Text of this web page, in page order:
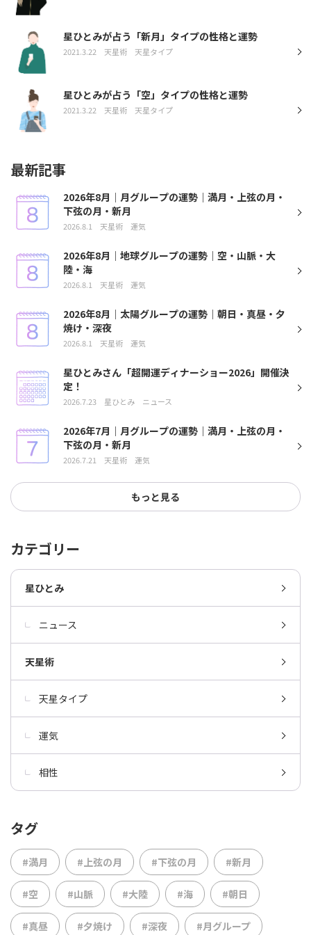
星ひとみが占う「新月」タイプの性格と運勢
2021.3.22 天星術 天星タイプ
星ひとみが占う「空」タイプの性格と運勢
2021.3.22 天星術 天星タイプ
最新記事
2026年8月｜月グループの運勢｜満月・上弦の月・
下弦の月・新月
2026.8.1 天星術 運気
2026年8月｜地球グループの運勢｜空・山脈・大
陸・海
2026.8.1 天星術 運気
2026年8月｜太陽グループの運勢｜朝日・真昼・夕
焼け・深夜
2026.8.1 天星術 運気
星ひとみさん「超開運ディナーショー2026」開催決
定！
2026.7.23 星ひとみ ニュース
2026年7月｜月グループの運勢｜満月・上弦の月・
下弦の月・新月
2026.7.21 天星術 運気
もっと見る
カテゴリー
星ひとみ
ニュース
天星術
天星タイプ
運気
相性
タグ
#満月 #上弦の月 #下弦の月 #新月
#空 #山脈 #大陸 #海 #朝日
#真昼 #夕焼け #深夜 #月グループ